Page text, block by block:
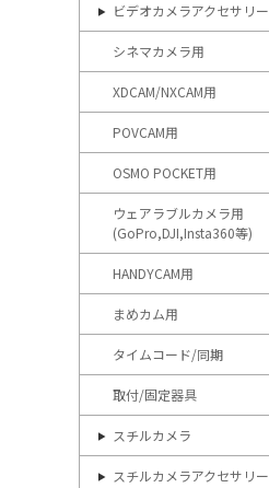
ビデオカメラアクセサリー
シネマカメラ用
XDCAM/NXCAM用
POVCAM用
OSMO POCKET用
ウェアラブルカメラ用
(GoPro,DJI,Insta360等)
HANDYCAM用
まめカム用
タイムコード/同期
取付/固定器具
スチルカメラ
スチルカメラアクセサリー